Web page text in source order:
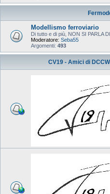
Modellismo ferroviario
Di tutto e di più, NON SI PARLA
Moderatore: Seba55
Argomenti: 493
CV19 - Amici di